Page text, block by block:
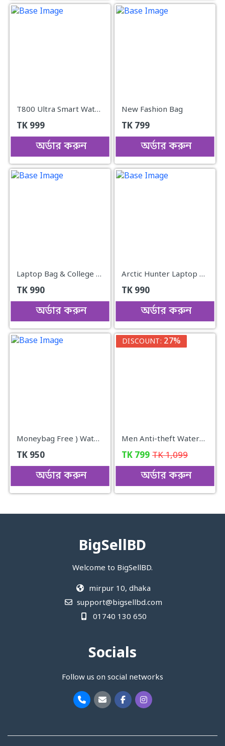
T800 Ultra Smart Wathch (black & orreng }
TK 999
অর্ডার করুন
New Fashion Bag
TK 799
অর্ডার করুন
Laptop Bag & College bag
TK 990
অর্ডার করুন
Arctic Hunter Laptop Bag & College bag
TK 990
অর্ডার করুন
Moneybag Free ) Waterproof Multi- Laptop Backpack ( black color )
TK 950
অর্ডার করুন
DISCOUNT: 27%
Men Anti-theft Waterproof Crossbody Bag+Wallet..
TK 799 TK1,099
অর্ডার করুন
BigSellBD
Welcome to BigSellBD.
mirpur 10, dhaka
support@bigsellbd.com
01740 130 650
Socials
Follow us on social networks